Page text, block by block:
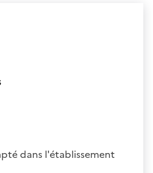
dans l'établissement